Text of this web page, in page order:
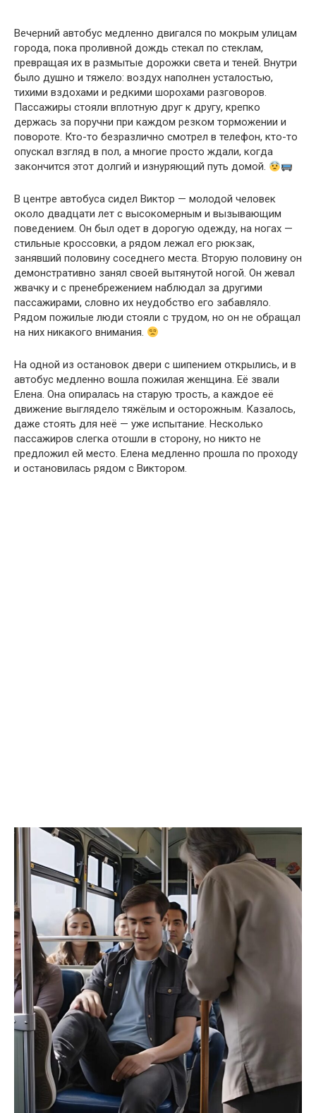
Вечерний автобус медленно двигался по мокрым улицам
города, пока проливной дождь стекал по стеклам,
превращая их в размытые дорожки света и теней. Внутри
было душно и тяжело: воздух наполнен усталостью,
тихими вздохами и редкими шорохами разговоров.
Пассажиры стояли вплотную друг к другу, крепко
держась за поручни при каждом резком торможении и
повороте. Кто-то безразлично смотрел в телефон, кто-то
опускал взгляд в пол, а многие просто ждали, когда
закончится этот долгий и изнуряющий путь домой.
В центре автобуса сидел Виктор — молодой человек
около двадцати лет с высокомерным и вызывающим
поведением. Он был одет в дорогую одежду, на ногах —
стильные кроссовки, а рядом лежал его рюкзак,
занявший половину соседнего места. Вторую половину он
демонстративно занял своей вытянутой ногой. Он жевал
жвачку и с пренебрежением наблюдал за другими
пассажирами, словно их неудобство его забавляло.
Рядом пожилые люди стояли с трудом, но он не обращал
на них никакого внимания.
На одной из остановок двери с шипением открылись, и в
автобус медленно вошла пожилая женщина. Её звали
Елена. Она опиралась на старую трость, а каждое её
движение выглядело тяжёлым и осторожным. Казалось,
даже стоять для неё — уже испытание. Несколько
пассажиров слегка отошли в сторону, но никто не
предложил ей место. Елена медленно прошла по проходу
и остановилась рядом с Виктором.